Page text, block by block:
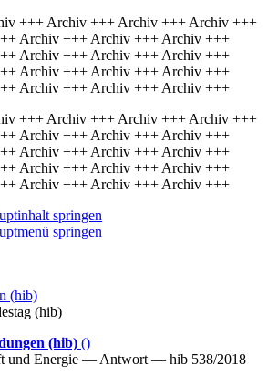
+++ Archiv +++ Archiv +++ Archiv +++
Archiv +++ Archiv +++ Archiv +++
Archiv +++ Archiv +++ Archiv +++
Archiv +++ Archiv +++ Archiv +++
Archiv +++ Archiv +++ Archiv +++
+++ Archiv +++ Archiv +++ Archiv +++
Archiv +++ Archiv +++ Archiv +++
Archiv +++ Archiv +++ Archiv +++
Archiv +++ Archiv +++ Archiv +++
Archiv +++ Archiv +++ Archiv +++
springen
springen
(hib)
(hib)
(hib) ()
und Energie — Antwort — hib 538/2018